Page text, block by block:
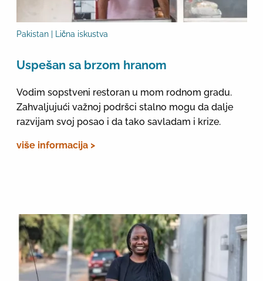
Pakistan | Lična iskustva
Uspešan sa brzom hranom
Vodim sopstveni restoran u mom rodnom gradu.
Zahvaljujući važnoj podršci stalno mogu da dalje
razvijam svoj posao i da tako savladam i krize.
više informacija >